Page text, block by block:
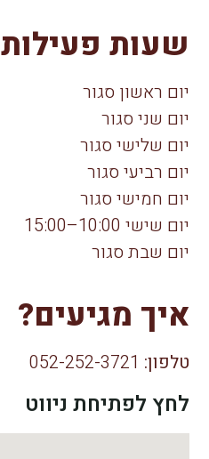
שעות פעילות
יום ראשון סגור
יום שני סגור
יום שלישי סגור
יום רביעי סגור
יום חמישי סגור
יום שישי 10:00–15:00
יום שבת סגור
איך מגיעים?
טלפון:
לחץ לפתיחת ניווט